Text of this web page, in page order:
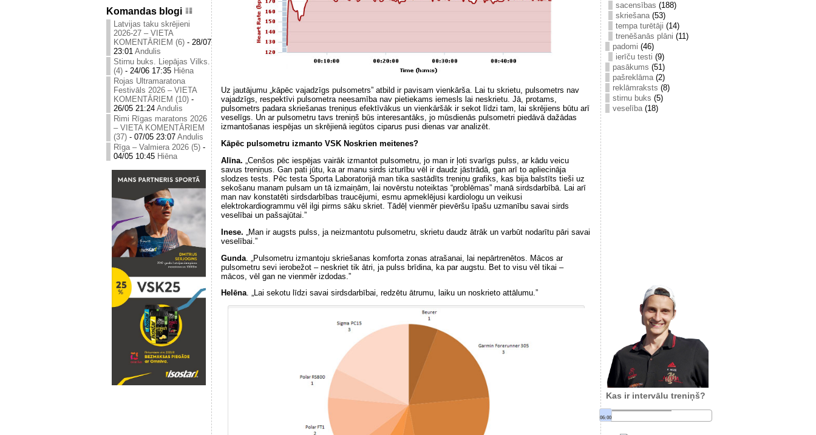
Komandas blogi
Latvijas taku skrējieni
2026-27 – VIETA
KOMENTĀRIEM (6) - 28/07
23:01 Andulis
Stirnu buks. Liepājas Vilks.
(4) - 24/06 17:35 Hiēna
Rojas Ultramaratona
Festivāls 2026 – VIETA
KOMENTĀRIEM (10) -
26/05 21:24 Andulis
Rimi Rīgas maratons 2026
– VIETA KOMENTĀRIEM
(37) - 07/05 23:07 Andulis
Rīga – Valmiera 2026 (5) -
04/05 10:45 Hiēna
Uz jautājumu „kāpēc vajadzīgs pulsometrs” atbild ir pavisam vienkārša. Lai tu skrietu, pulsometrs nav
vajadzīgs, respektīvi pulsometra neesamība nav pietiekams iemesls lai neskrietu. Jā, protams,
pulsometrs padara skriešanas treniņus efektīvākus un vienkāršāk ir sekot līdzi tam, lai skrējiens būtu arī
veselīgs. Un ar pulsometru tavs treniņš būs interesantāks, jo mūsdienās pulsometri piedāvā dažādas
izmantošanas iespējas un skrējienā iegūtos ciparus pusi dienas var analizēt.
Kāpēc pulsometru izmanto VSK Noskrien meitenes?
Alīna. „Cenšos pēc iespējas vairāk izmantot pulsometru, jo man ir ļoti svarīgs pulss, ar kādu veicu
savus treniņus. Gan pati jūtu, ka ar manu sirds izturību vēl ir daudz jāstrādā, gan arī to apliecināja
slodzes tests. Pēc testa Sporta Laboratorijā man tika sastādīts treniņu grafiks, kas bija balstīts tieši uz
sekošanu manam pulsam un tā izmaiņām, lai novērstu noteiktas “problēmas” manā sirdsdarbībā. Lai arī
man nav konstatēti sirdsdarbības traucējumi, esmu apmeklējusi kardiologu un veikusi
elektrokardiogrammu vēl ilgi pirms sāku skriet. Tādēļ vienmēr pievēršu īpašu uzmanību savai sirds
veselībai un pašsajūtai.”
Inese. „Man ir augsts pulss, ja neizmantotu pulsometru, skrietu daudz ātrāk un varbūt nodarītu pāri savai
veselībai.”
Gunda . „Pulsometru izmantoju skriešanas komforta zonas atrašanai, lai nepārtrenētos. Mācos ar
pulsometru sevi ierobežot – neskriet tik ātri, ja pulss brīdina, ka par augstu. Bet to visu vēl tikai –
mācos, vēl gan ne vienmēr izdodas.”
Helēna. „Lai sekotu līdzi savai sirdsdarbībai, redzētu ātrumu, laiku un noskrieto attālumu.”
sacensības (188)
skriešana(53)
tempa turētāji (14)
trenēšanās plāni (11)
padomi (46)
ierīču testi (9)
pasākums (51)
pašreklāma(2)
reklāmraksts (8)
stirnu buks (5)
veselība(18)
Kas ir intervālu treniņš?
06:00